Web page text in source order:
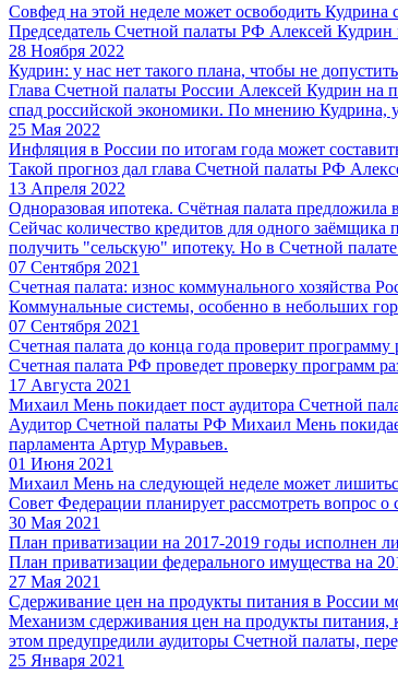
Совфед на этой неделе может освободить Кудрина
Председатель Счетной палаты РФ Алексей Кудрин
28 Ноября 2022
Кудрин: у нас нет такого плана, чтобы не
Глава Счетной палаты России Алексей Кудрин на
спад российской экономики. По мнению Кудрина, у
25 Мая 2022
Инфляция в России по итогам года может
Такой прогноз дал глава Счетной палаты РФ
13 Апреля 2022
Одноразовая ипотека. Счётная палата
Сейчас количество кредитов для одного
получить "сельскую" ипотеку. Но в Счетной
07 Сентября 2021
Счетная палата: износ коммунального хозяйства
Коммунальные системы, особенно в небольших
07 Сентября 2021
Счетная палата до конца года проверит
Счетная палата РФ проведет проверку
17 Августа 2021
Михаил Мень покидает пост аудитора Счетной
Аудитор Счетной палаты РФ Михаил Мень
парламента Артур Муравьев.
01 Июня 2021
Михаил Мень на следующей неделе может
Совет Федерации планирует рассмотреть
30 Мая 2021
План приватизации на 2017-2019 годы исполнен
План приватизации федерального имущества на
27 Мая 2021
Сдерживание цен на продукты питания в России
Механизм сдерживания цен на продукты питания,
этом предупредили аудиторы Счетной палаты,
25 Января 2021